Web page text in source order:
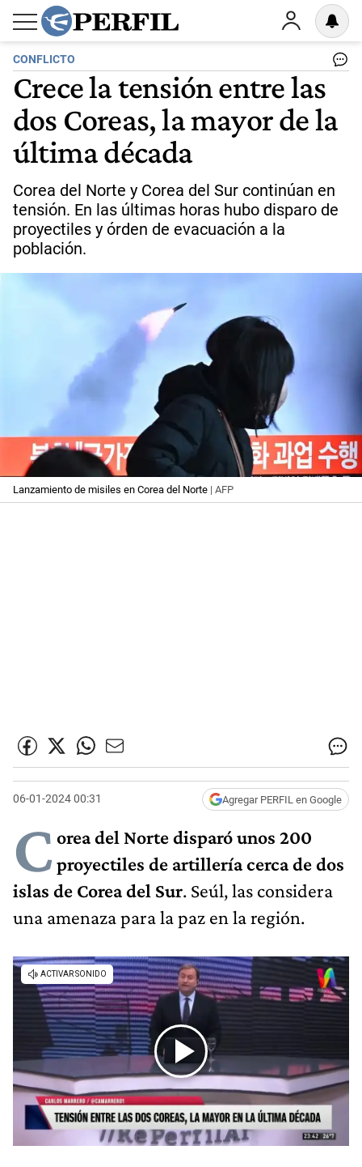
CONFLICTO
Crece la tensión entre las
dos Coreas, la mayor de la
última década
Corea del Norte y Corea del Sur continúan en
tensión. En las últimas horas hubo disparo de
proyectiles y órden de evacuación a la
población.
Lanzamiento de misiles en Corea del Norte | AFP
06-01-2024 00:31 Agregar PERFIL en Google
Corea del Norte disparó unos 200
proyectiles de artillería cerca de dos
islas de Corea del Sur. Seúl, las considera
una amenaza para la paz en la región.